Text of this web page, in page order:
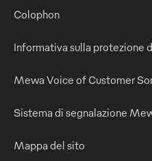
Colophon
Informativa sulla protezione
Mewa Voice of Customer
Sistema di segnalazione
Mappa del sito